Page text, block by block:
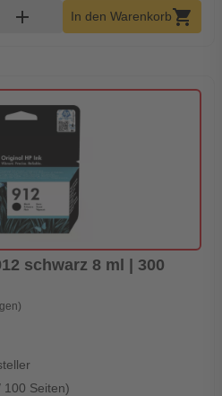
Menge
add In den Warenkorbshopping_cart
schwarz 8 ml | 300
100 Seiten)